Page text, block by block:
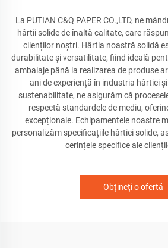
La PUTIAN C&Q PAPER CO.,LTD, ne
hârtii solide de înaltă calitate, care
clienților noștri. Hârtia noastră solidă
durabilitate și versatilitate, fiind ideală
ambalaje până la realizarea de produse
ani de experiență în industria hârtiei
sustenabilitate, ne asigurăm că
respectă standardele de mediu,
excepționale. Echipamentele noastre
personalizăm specificațiile hârtiei solide,
cerințele specifice ale
Obțineți o ofertă